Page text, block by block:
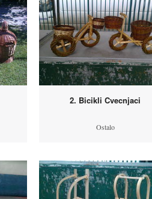
2. Bicikli Cvecnjaci
Ostalo